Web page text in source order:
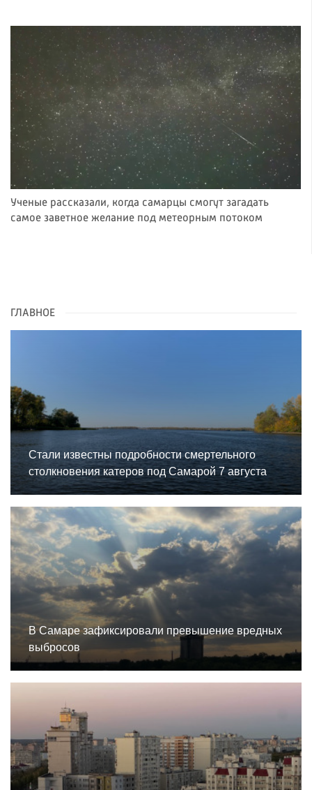
Ученые рассказали, когда самарцы смогут загадать
самое заветное желание под метеорным потоком
ГЛАВНОЕ
Стали известны подробности смертельного
столкновения катеров под Самарой 7 августа
В Самаре зафиксировали превышение вредных
выбросов